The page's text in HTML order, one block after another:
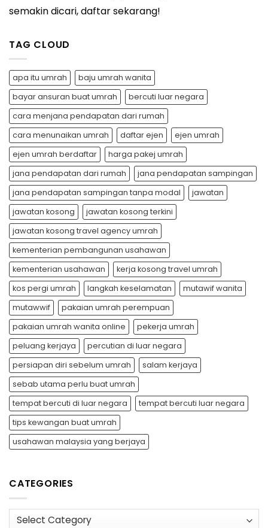
semakin dicari, daftar sekarang!
TAG CLOUD
apa itu umrah
baju umrah wanita
bayar ansuran buat umrah
bercuti luar negara
cara menjana pendapatan dari rumah
cara menunaikan umrah
daftar ejen
ejen umrah
ejen umrah berdaftar
harga pakej umrah
jana pendapatan dari rumah
jana pendapatan sampingan
jana pendapatan sampingan tanpa modal
jawatan
jawatan kosong
jawatan kosong terkini
jawatan kosong travel agency umrah
kementerian pembangunan usahawan
kementerian usahawan
kerja kosong travel umrah
kos pergi umrah
langkah keselamatan
mutawif wanita
mutawwif
pakaian umrah perempuan
pakaian umrah wanita online
pekerja umrah
peluang kerjaya
percutian di luar negara
persiapan diri sebelum umrah
salam kerjaya
sebab utama perlu buat umrah
tempat bercuti di luar negara
tempat bercuti luar negara
tips kewangan buat umrah
usahawan malaysia yang berjaya
CATEGORIES
Categories